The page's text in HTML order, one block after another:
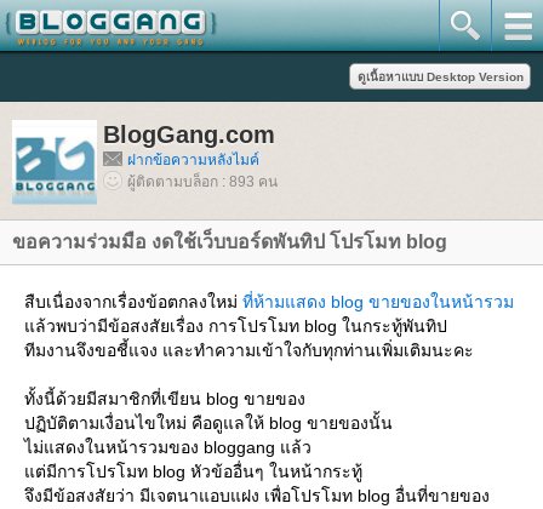
BlogGang.com
ฝากข้อความหลังไมค์
ผู้ติดตามบล็อก : 893 คน
ขอความร่วมมือ งดใช้เว็บบอร์ดพันทิป โปรโมท blog
สืบเนื่องจากเรื่องข้อตกลงใหม่ ที่ห้ามแสดง blog ขายของในหน้ารวม
ล้วพบว่ามีข้อสงสัยเรื่อง การโปรโมท blog ในกระทู้พันทิป
ทีมงานจึงขอชี้แจง และทำความเข้าใจกับทุกท่านเพิ่มเติมนะคะ
ทั้งนี้ด้วยมีสมาชิกที่เขียน blog ขายของ
ปฏิบัติตามเงื่อนไขใหม่ คือดูแลให้ blog ขายของนั้น
ไม่แสดงในหน้ารวมของ bloggang แล้ว
ต่มีการโปรโมท blog หัวข้ออื่นๆ ในหน้ากระทู้
จึงมีข้อสงสัยว่า มีเจตนาแอบแฝง เพื่อโปรโมท blog อื่นที่ขายของ